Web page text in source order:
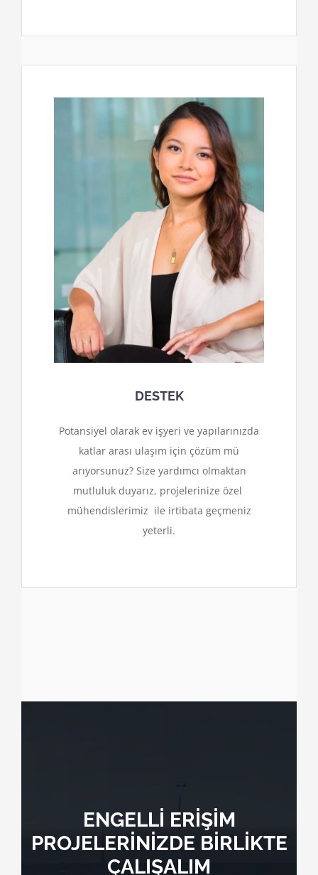
DESTEK
Potansiyel olarak ev işyeri ve yapılarınızda
katlar arası ulaşım için çözüm mü
arıyorsunuz? Size yardımcı olmaktan
mutluluk duyarız, projelerinize özel
mühendislerimiz ile irtibata geçmeniz
yeterli.
ENGELLİ ERİŞİM
PROJELERİNİZDE BİRLİKTE
ÇALIŞALIM